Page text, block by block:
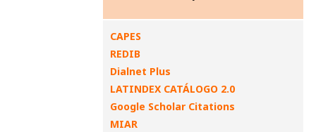
CAPES
REDIB
Dialnet Plus
LATINDEX CATÁLOGO 2.0
Google Scholar Citations
MIAR